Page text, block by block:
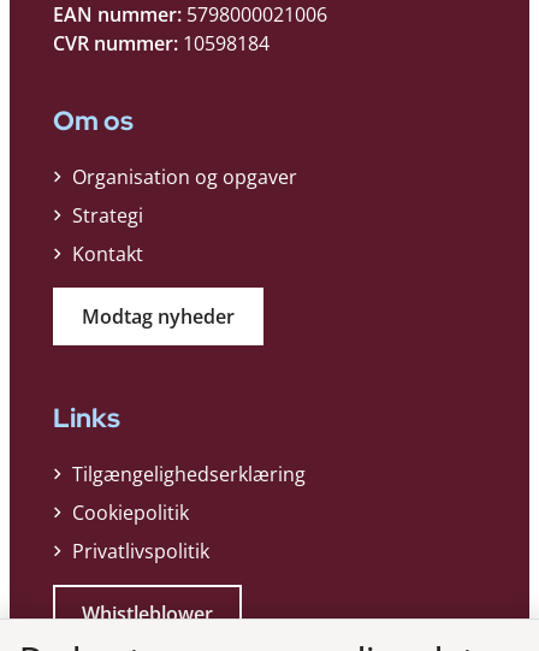
EAN nummer: 5798000021006
CVR nummer: 10598184
Om os
Organisation og opgaver
Strategi
Kontakt
Modtag nyheder
Links
Tilgængelighedserklæring
Cookiepolitik
Privatlivspolitik
Whistleblower